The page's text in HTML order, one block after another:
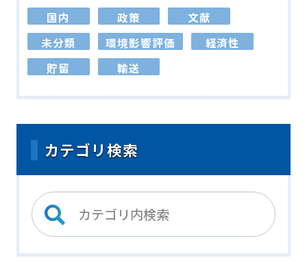
国内
政策
文献
未分類
環境影響評価
経済性
貯留
輸送
カテゴリ検索